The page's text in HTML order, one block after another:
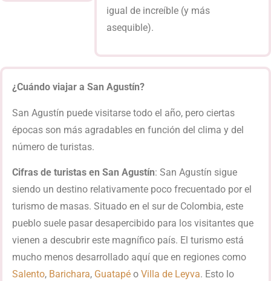
igual de increíble (y más
asequible).
¿Cuándo viajar a San Agustín?
San Agustín puede visitarse todo el año, pero ciertas
épocas son más agradables en función del clima y del
número de turistas.
Cifras de turistas en San Agustín: San Agustín sigue
siendo un destino relativamente poco frecuentado por el
turismo de masas. Situado en el sur de Colombia, este
pueblo suele pasar desapercibido para los visitantes que
vienen a descubrir este magnífico país. El turismo está
mucho menos desarrollado aquí que en regiones como
Salento, Barichara, Guatapé o Villa de Leyva. Esto lo